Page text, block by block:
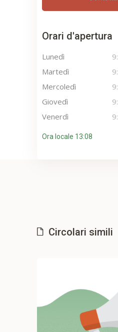
Orari d'apertura
Lunedì
Martedì
Mercoledì
Giovedì
Venerdì
Ora locale 13:08
Circolari simili